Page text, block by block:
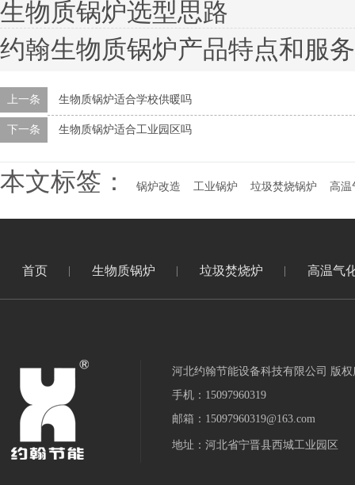
生物质锅炉选型思路
约翰生物质锅炉产品特点和服务
上一条 生物质锅炉适合学校供暖吗
下一条 生物质锅炉适合工业园区吗
本文标签： 锅炉改造 工业锅炉 垃圾焚烧锅炉 高温
首页 生物质锅炉 垃圾焚烧炉 高温气
河北约翰节能设备科技有限公司 版权
手机：15097960319
邮箱：15097960319@163.com
地址：河北省宁晋县西城工业园区